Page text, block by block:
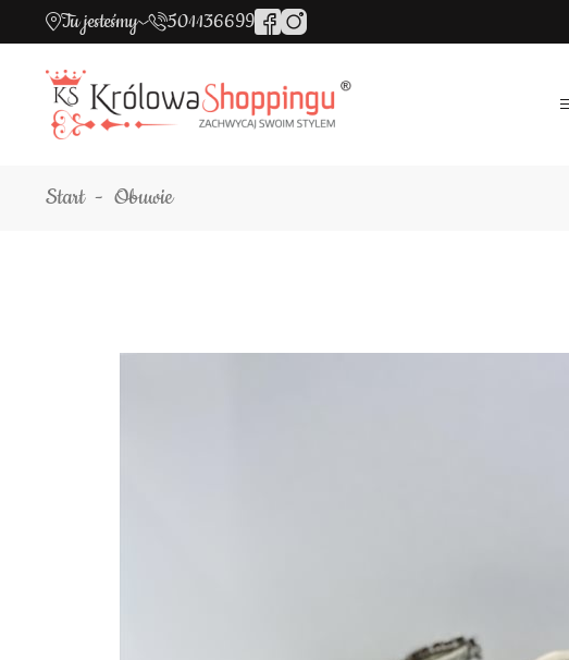
Tu jesteśmy 501136699
Start Obuwie